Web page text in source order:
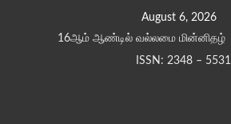
August 6, 2026
16ஆம் ஆண்டில் வல்லமை மின்னிதழ்
ISSN: 2348 – 5531